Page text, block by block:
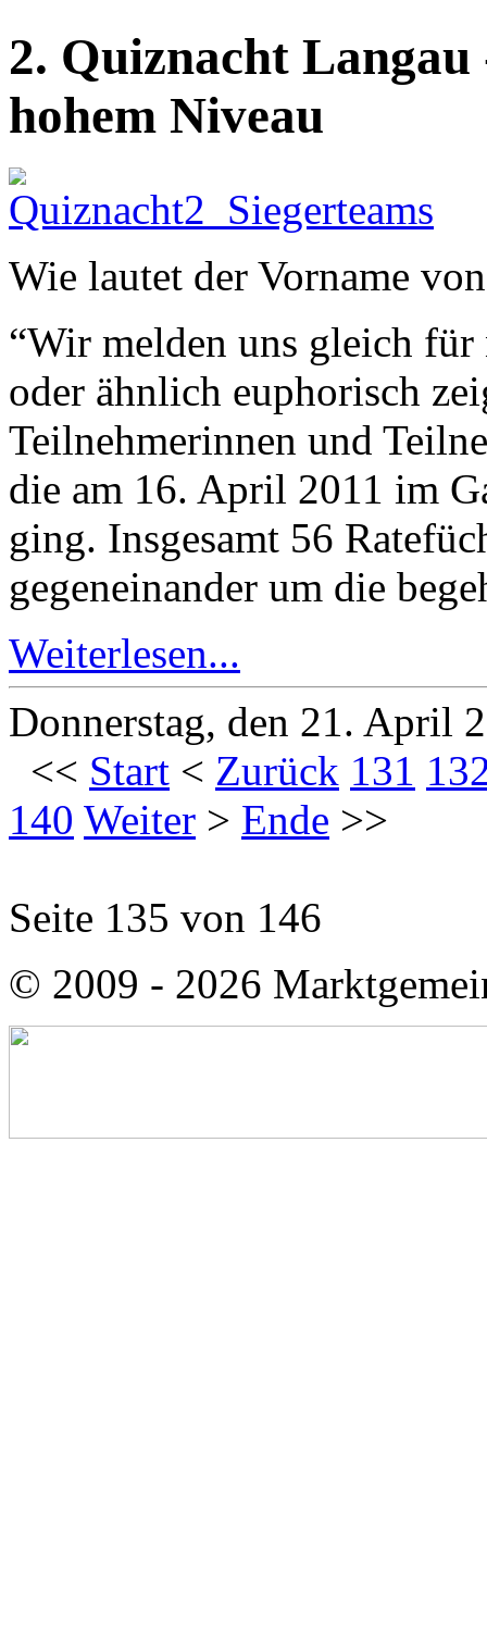
2. Quiznacht
hohem Niveau
Wie lautet der Vorname
“Wir melden uns gleich für
oder ähnlich euphorisch
Teilnehmerinnen und
die am 16. April 2011 im
ging. Insgesamt 56
gegeneinander um die
Weiterlesen...
Donnerstag, den 21. April
<< Start < Zurück 131
140 Weiter > Ende >>
Seite 135 von 146
© 2009 - 2026